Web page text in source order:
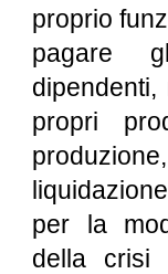
proprio
pagare
propri
per la
della crisi